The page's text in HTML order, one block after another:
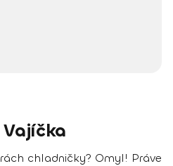
chladničky? Omyl! Práve